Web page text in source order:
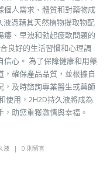
個人需求、體質和對藥物成
液憑藉其天然植物提取物配
痿、早洩和勃起疲軟問題的
良好的生活習慣和心理調
信心。 為了保障健康和用藥
確保產品品質，並根據自
，及時諮詢專業醫生或藥師
使用，2H2D持久液將成為
助您重獲激情與幸福。
液 0 則留言